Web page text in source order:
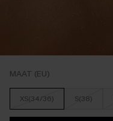
MAAT (EU)
XS(34/36) S(38)